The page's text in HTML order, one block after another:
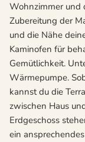
Wohnzimmer und
Zubereitung der
und die Nähe
Kaminofen für
Gemütlichkeit.
Wärmepumpe.
kannst du die
zwischen Haus
Erdgeschoss
ein